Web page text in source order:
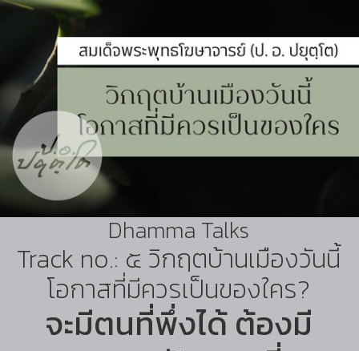
Dhamma Talks
Track no.: ๕ วิกฤตบ้านเมืองวันนี้
โอกาสที่มีควรเป็นของใคร?
จะมีตนที่พึ่งได้ ต้องมี